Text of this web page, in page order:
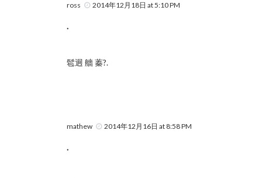
ross 2014年12月18日 at 5:10 PM
.
髱迥 艢 蓁?.
mathew 2014年12月16日 at 8:58 PM
.